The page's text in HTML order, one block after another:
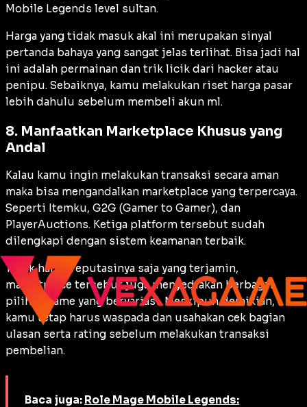
Mobile Legends level sultan.
Harga yang tidak masuk akal ini merupakan sinyal
pertanda bahaya yang sangat jelas terlihat. Bisa jadi hal
ini adalah permainan dan trik licik dari hacker atau
penipu. Sebaiknya, kamu melakukan riset harga pasar
lebih dahulu sebelum membeli akun ml.
8. Manfaatkan Marketplace Khusus yang
Andal
Kalau kamu ingin melakukan transaksi secara aman
maka bisa mengandalkan marketplace yang terpercaya.
Seperti Itemku, G2G (Gamer to Gamer), dan
PlayerAuctions. Ketiga platform tersebut sudah
dilengkapi dengan sistem keamanan terbaik.
Tidak hanya reputasinya saja yang terjamin,
marketplace tersebut juga menyediakan berbagai
pilihan game yang bervariasi. Meskipun demikian,
kamu tetap harus waspada dan usahakan cek bagian
ulasan serta rating sebelum melakukan transaksi
pembelian.
Baca juga: Role Mage Mobile Legends: